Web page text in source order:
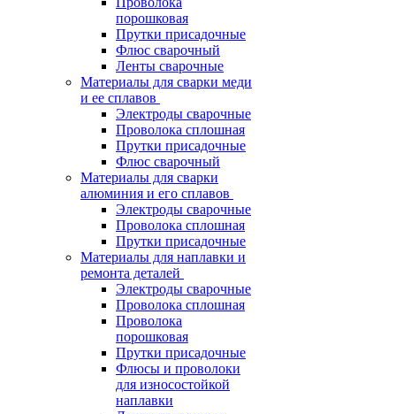
порошковая
Прутки присадочные
Флюс сварочный
Ленты сварочные
Материалы для сварки меди
и ее сплавов
Электроды сварочные
Проволока сплошная
Прутки присадочные
Флюс сварочный
Материалы для сварки
алюминия и его сплавов
Электроды сварочные
Проволока сплошная
Прутки присадочные
Материалы для наплавки и
ремонта деталей
Электроды сварочные
Проволока сплошная
Проволока
порошковая
Прутки присадочные
Флюсы и проволоки
для износостойкой
наплавки